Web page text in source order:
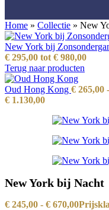
Home » Collectie » New
New York bij
€ 295,00 tot € 980,00
Terug naar producten
Oud Hong Kong € 265,00 -
€ 1.130,00
New York bij Nacht
€ 245,00 - € 670,00